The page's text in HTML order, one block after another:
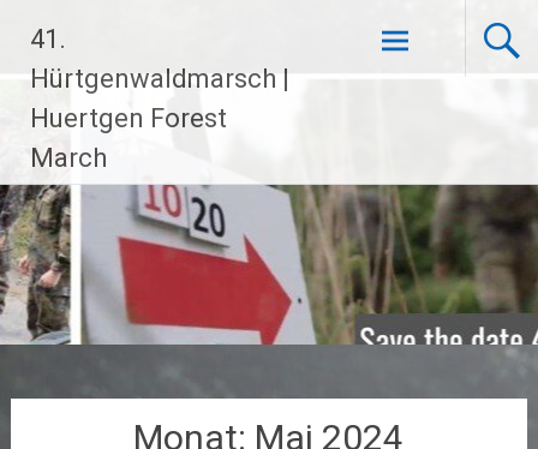
Inhalt
springen
41.
Hürtgenwaldmarsch |
Huertgen Forest
March
Monat: Mai 2024